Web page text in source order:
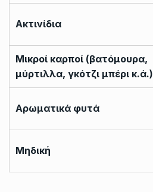
Ακτινίδια
Μικροί καρποί (βατόμουρα,
μύρτιλλα, γκότζι μπέρι κ.ά.)
Αρωματικά φυτά
Μηδική